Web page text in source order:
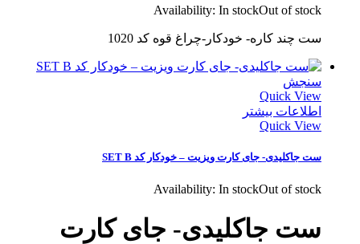
Availability: In stockOut of stock
ست چند کاره- خودکار-چراغ قوه کد 1020
سنجش
Quick View
اطلاعات بیشتر
Quick View
ست جاکلیدی- جای کارت ویزیت – خودکار کد SET B
Availability: In stockOut of stock
ست جاکلیدی- جای کارت